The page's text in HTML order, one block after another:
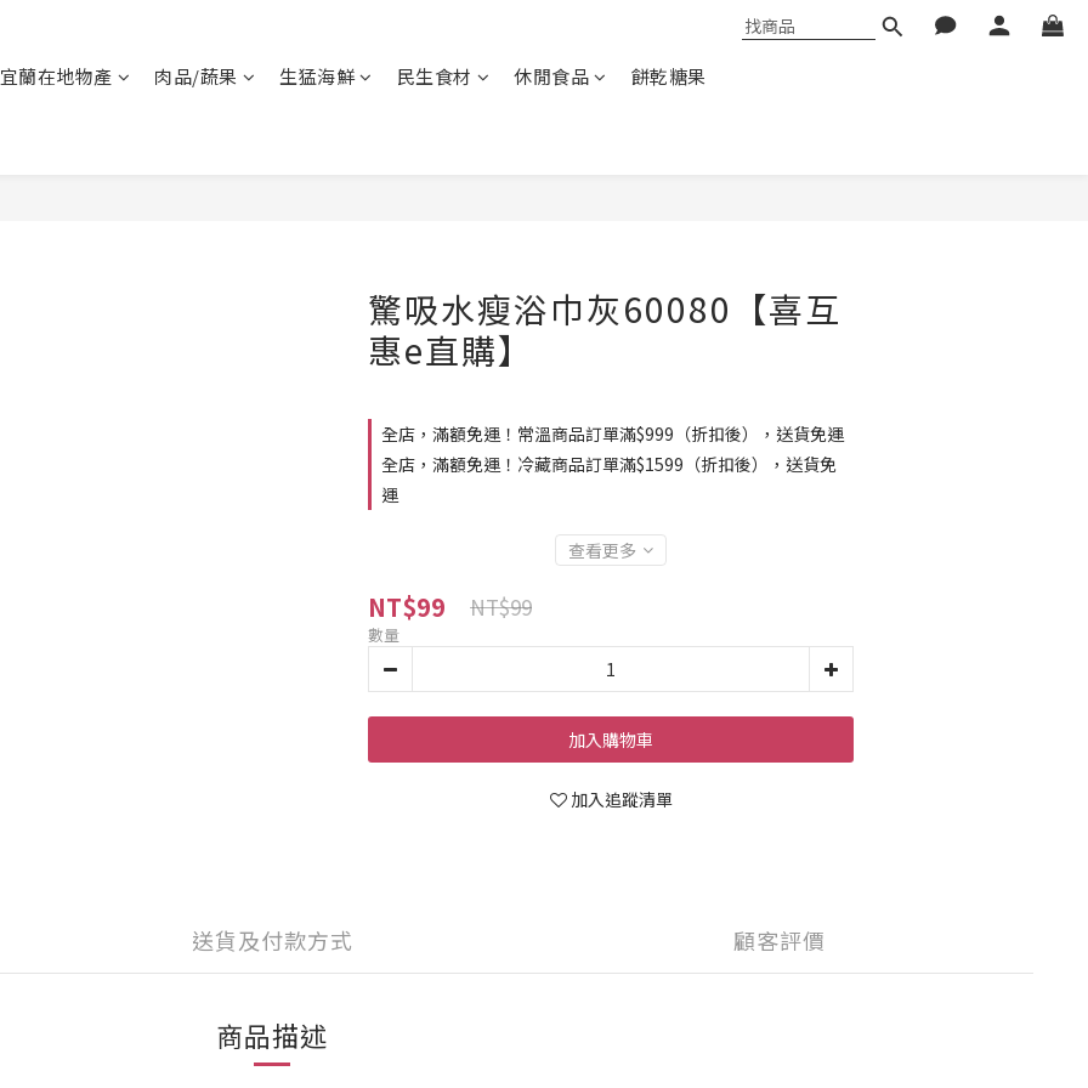
宜蘭在地物產 肉品/蔬果 生猛海鮮 民生食材 休閒食品 餅乾糖果
驚吸水瘦浴巾灰60080【喜互
惠e直購】
全店，滿額免運！常溫商品訂單滿$999（折扣後），送貨免運
全店，滿額免運！冷藏商品訂單滿$1599（折扣後），送貨免
運
查看更多
NT$99 NT$99
數量
加入購物車
加入追蹤清單
送貨及付款方式 顧客評價
商品描述